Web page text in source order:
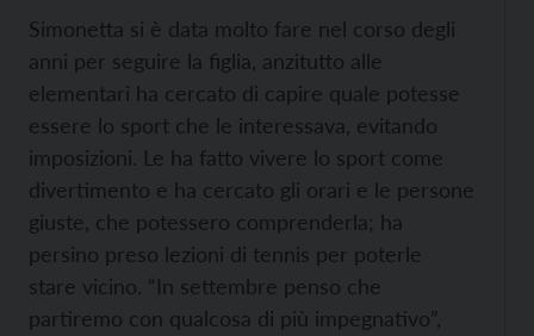
Simonetta si è data molto fare nel corso degli
anni per seguire la figlia, anzitutto alle
elementari ha cercato di capire quale potesse
essere lo sport che le interessava, evitando
imposizioni. Le ha fatto vivere lo sport come
divertimento e ha cercato gli orari e le persone
giuste, che potessero comprenderla; ha
persino preso lezioni di tennis per poterle
stare vicino. “In settembre penso che
partiremo con qualcosa di più impegnativo”,